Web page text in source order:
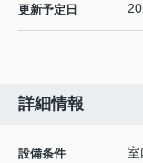
更新予定日
詳細情報
設備条件
室